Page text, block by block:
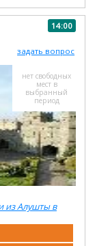
14:00
задать вопрос
нет свободных
мест в
выбранный
период
из Алушты в